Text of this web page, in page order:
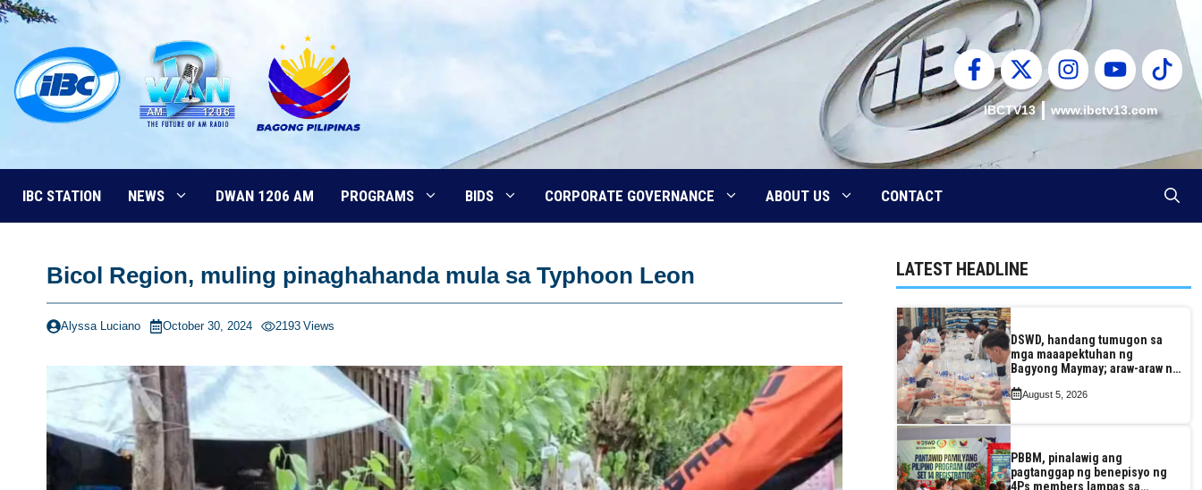
Skip
content
IBCTV13 www.ibctv13.com
IBC STATION NEWS DWAN 1206 AM PROGRAMS BIDS CORPORATE GOVERNANCE ABOUT US CONTACT
Bicol Region, muling pinaghahanda mula sa Typhoon Leon
Alyssa Luciano October 30, 2024 2193 Views
LATEST HEADLINE
DSWD, handang tumugon sa
mga maaapektuhan ng
Bagyong Maymay; araw-araw na
August 5, 2026
PBBM, pinalawig ang
pagtanggap ng benepisyo ng
4Ps members lampas sa